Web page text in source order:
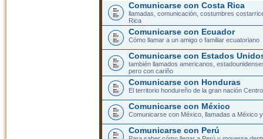
Comunicarse con Costa Rica
llamadas, comunicación, costumbres
Rica
Comunicarse con Ecuador
Cómo llamar a un amigo o familiar ecuatoriano
Comunicarse con Estados
también llamados americanos,
pero con cariño
Comunicarse con Honduras
El territorio hondureño de la gran nación
Comunicarse con México
Comunicarse con México, llamadas a México
Comunicarse con Perú